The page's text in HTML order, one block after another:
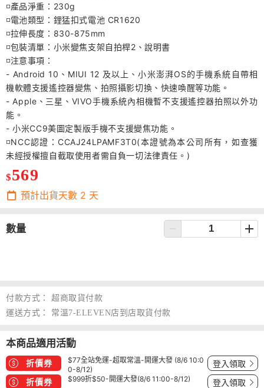
◽️產品淨重：230g
◽️電池類型：鋰猛扣式電池 CR1620
◽️拉伸長度：830-875mm
◽️包裝清單：小米變焦支架自拍桿2、說明書
◽️注意事項：
- Android 10、MIUI 12 及以上、小米澎湃OS的手機系統自帶相
機軟體支援遙控器變焦、拍照攝影切換、快速喚醒等功能。
- Apple、三星、VIVO手機系統內相機暫不支援遙控器拍照以外功
能。
- 小米CC9美圖定製版手機不支援變焦功能。
◽️NCC認證：CCAJ24LPAMF3T0(本證號為本公司所有，如查獲
未經授權擅自截取使用者需自負一切法律責任。)
$569
預計出貨天數 2 天
數量
付款方式：
超商取貨付款
運送方式：
常溫7-ELEVEN店到店取貨付款
本商品適用活動
折價券
$77全站免運-超取常溫-開運大發 (8/6 10:0
0-8/12)
登入領取
折價券 $999折$50-開運大發(8/6 11:00-8/12) 登入領取